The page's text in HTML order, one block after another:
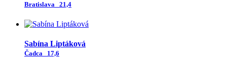
Bratislava 21,4
Sabína Liptáková
Čadca 17,6